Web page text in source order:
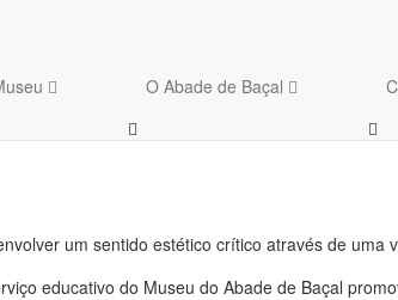
O Abade de Baçal
um sentido estético crítico através de
educativo do Museu do Abade de Baçal